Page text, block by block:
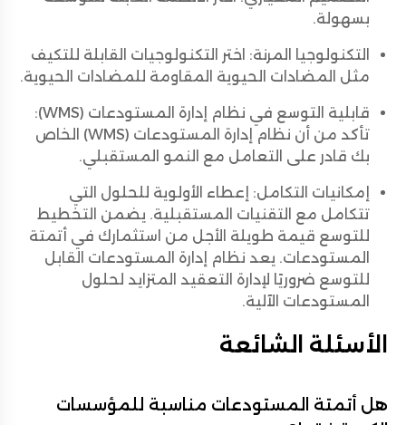
بسهولة.
التكنولوجيا المرنة: اختر التكنولوجيات القابلة للتكيف
مثل المضادات الحيوية المقاومة للمضادات الحيوية.
قابلية التوسع في نظام إدارة المستودعات (WMS):
تأكد من أن نظام إدارة المستودعات (WMS) الخاص
بك قادر على التعامل مع النمو المستقبلي.
إمكانيات التكامل: إعطاء الأولوية للحلول التي
تتكامل مع التقنيات المستقبلية. يضمن التخطيط
للتوسع قيمة طويلة الأجل من استثمارك في أتمتة
المستودعات. يعد نظام إدارة المستودعات القابل
للتوسع ضروريًا لإدارة التعقيد المتزايد لحلول
المستودعات الآلية.
الأسئلة الشائعة
هل أتمتة المستودعات مناسبة للمؤسسات